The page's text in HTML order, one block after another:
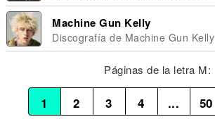
Machine Gun Kelly
Discografía de Machine Gun Kelly
Páginas de la letra M:
1 2 3 4 ... 50